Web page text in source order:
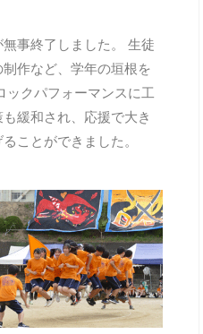
事終了しました。 生徒
作など、学年の垣根を
ックパフォーマンスに工
緩和され、応援で大き
ことができました。